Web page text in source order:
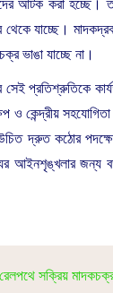
আটক করা হচ্ছে।
থেকে যাচ্ছে।
ভাঙা যাচ্ছে না।
সেই প্রতিশ্রুতিকে
ও কেন্দ্রীয়
দ্রুত কঠোর
আইনশৃঙ্খলার জন্য
রেলপথে সক্রিয়